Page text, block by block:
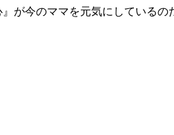
が今のママを元気にしている